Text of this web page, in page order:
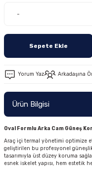
-
Sepete Ekle
Yorum Yaz Arkadaşına
Ürün Bilgisi
Oval Formlu Arka Cam Güneş
Araç içi termal yönetimi optimize
geliştirilen bu profesyonel
tasarımıyla üst düzey koruma
esnek iskelet yapısı, hem estetik